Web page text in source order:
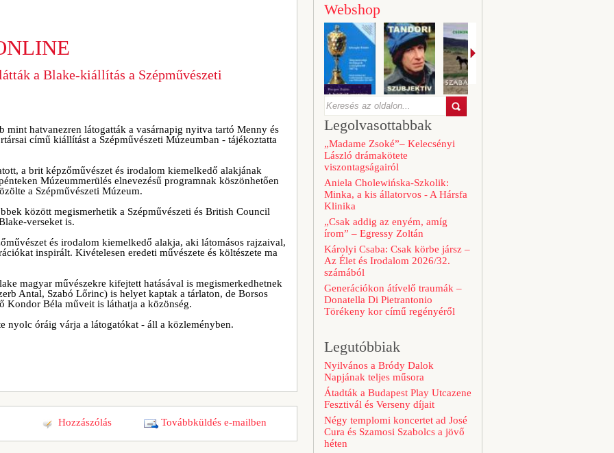
a Blake-kiállítás a Szépművészeti
mint hatvanezren látogatták a vasárnapig nyitva tartó Menny és
című kiállítást a Szépművészeti Múzeumban - tájékoztatta
a brit képzőművészet és irodalom kiemelkedő alakjának
Múzeummerülés elnevezésű programnak köszönhetően
a Szépművészeti Múzeum.
között megismerhetik a Szépművészeti és British Council
verseket is.
és irodalom kiemelkedő alakja, aki látomásos rajzaival,
inspirált. Kivételesen eredeti művészete és költészete ma
magyar művészekre kifejtett hatásával is megismerkedhetnek
Antal, Szabó Lőrinc) is helyet kaptak a tárlaton, de Borsos
Kondor Béla műveit is láthatja a közönség.
nyolc óráig várja a látogatókat - áll a közleményben.
Továbbküldés e-mailben
Hozzászólás
Webshop
Legolvasottabbak
„Madame Zsoké”– Kelecsényi
László drámakötete
viszontagságairól
Aniela Cholewińska-Szkolik:
Minka, a kis állatorvos - A Hársfa
Klinika
„Csak addig az enyém, amíg
írom” – Egressy Zoltán
Károlyi Csaba: Csak körbe jársz –
Az Élet és Irodalom 2026/32.
számából
Generációkon átívelő traumák –
Donatella Di Pietrantonio
Törékeny kor című regényéről
Legutóbbiak
Nyilvános a Bródy Dalok
Napjának teljes műsora
Átadták a Budapest Play Utcazene
Fesztivál és Verseny díjait
Négy templomi koncertet ad José
Cura és Szamosi Szabolcs a jövő
héten